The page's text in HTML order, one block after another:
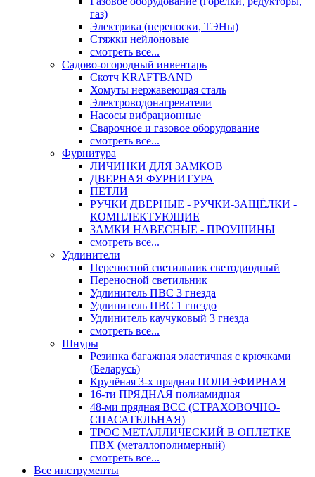
газ)
Электрика (переноски, ТЭНы)
Стяжки нейлоновые
смотреть все...
Садово-огородный инвентарь
Скотч KRAFTBAND
Хомуты нержавеющая сталь
Электроводонагреватели
Насосы вибрационные
Сварочное и газовое оборудование
смотреть все...
Фурнитура
ЛИЧИНКИ ДЛЯ ЗАМКОВ
ДВЕРНАЯ ФУРНИТУРА
ПЕТЛИ
РУЧКИ ДВЕРНЫЕ - РУЧКИ-ЗАЩЁЛКИ -
КОМПЛЕКТУЮЩИЕ
ЗАМКИ НАВЕСНЫЕ - ПРОУШИНЫ
смотреть все...
Удлинители
Переносной светильник светодиодный
Переносной светильник
Удлинитель ПВС 3 гнезда
Удлинитель ПВС 1 гнездо
Удлинитель каучуковый 3 гнезда
смотреть все...
Шнуры
Резинка багажная эластичная с крючками
(Беларусь)
Кручёная 3-х прядная ПОЛИЭФИРНАЯ
16-ти ПРЯДНАЯ полиамидная
48-ми прядная ВСС (СТРАХОВОЧНО-
СПАСАТЕЛЬНАЯ)
ТРОС МЕТАЛЛИЧЕСКИЙ В ОПЛЕТКЕ
ПВХ (металлополимерный)
смотреть все...
Все инструменты